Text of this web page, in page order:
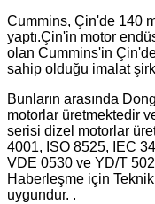
Cummins, Çin'de 140
yaptı.Çin'in motor
olan Cummins'in
sahip olduğu imalat
Bunların arasında
motorlar üretmektedir
serisi dizel motorlar
4001, ISO 8525, IEC
VDE 0530 ve YD/T
Haberleşme için
uygundur. .